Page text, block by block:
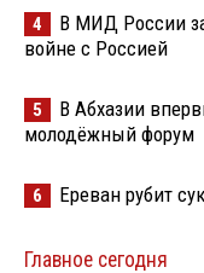
4
В МИД России
войне с Россией
5
В Абхазии
молодёжный форум
6 Ереван рубит
Главное сегодня